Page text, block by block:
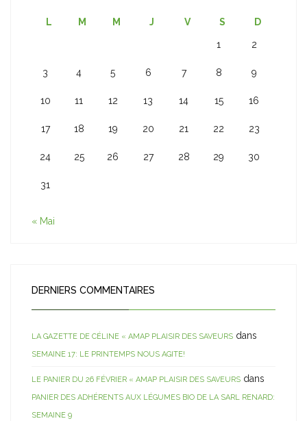
L M M J V S D
1 2
3 4 5 6 7 8 9
10 11 12 13 14 15 16
17 18 19 20 21 22 23
24 25 26 27 28 29 30
31
« Mai
DERNIERS COMMENTAIRES
LA GAZETTE DE CÉLINE « AMAP PLAISIR DES SAVEURS dans
SEMAINE 17: LE PRINTEMPS NOUS AGITE!
LE PANIER DU 26 FÉVRIER « AMAP PLAISIR DES SAVEURS dans
PANIER DES ADHÉRENTS AUX LÉGUMES BIO DE LA SARL RENARD:
SEMAINE 9